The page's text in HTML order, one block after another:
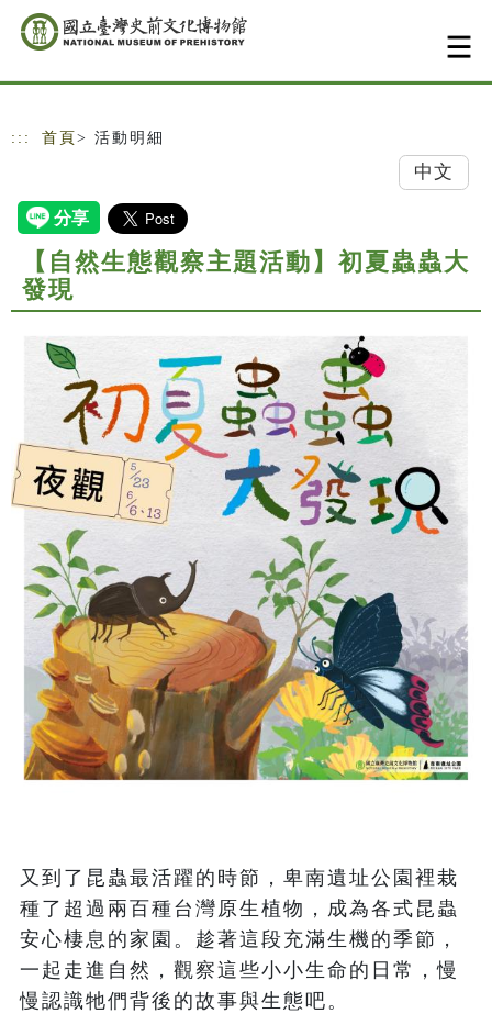
跳到主要內容
網站導覽
::: 首頁 > 活動明細
中文
【自然生態觀察主題活動】初夏蟲蟲大
發現
又到了昆蟲最活躍的時節，卑南遺址公園裡栽
種了超過兩百種台灣原生植物，成為各式昆蟲
安心棲息的家園。趁著這段充滿生機的季節，
一起走進自然，觀察這些小小生命的日常，慢
慢認識牠們背後的故事與生態吧。